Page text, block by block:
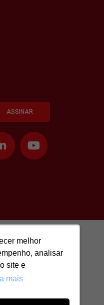
melhor
analisar
site e
mais
melhor
analisar
site e
mais
J-04970/1